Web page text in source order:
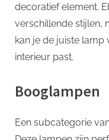
decoratief element.
verschillende stijlen,
kan je de juiste
interieur past.
Booglampen
Een subcategorie